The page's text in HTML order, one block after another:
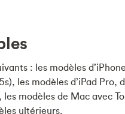
: les modèles
les modèles d’iPad Pro,
les modèles de Mac avec
ultérieurs.